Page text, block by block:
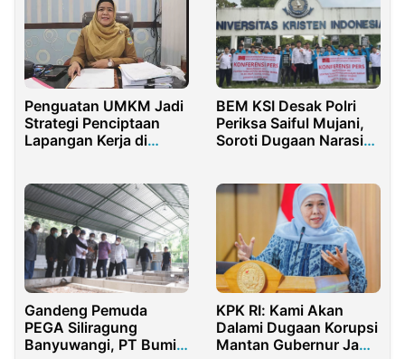
Penguatan UMKM Jadi
Strategi Penciptaan
Lapangan Kerja di
BEM KSI Desak Polri
Periksa Saiful Mujani,
Soroti Dugaan Narasi
Gandeng Pemuda
PEGA Siliragung
Banyuwangi, PT Bumi
KPK RI: Kami Akan
Dalami Dugaan Korupsi
Mantan Gubernur Jawa